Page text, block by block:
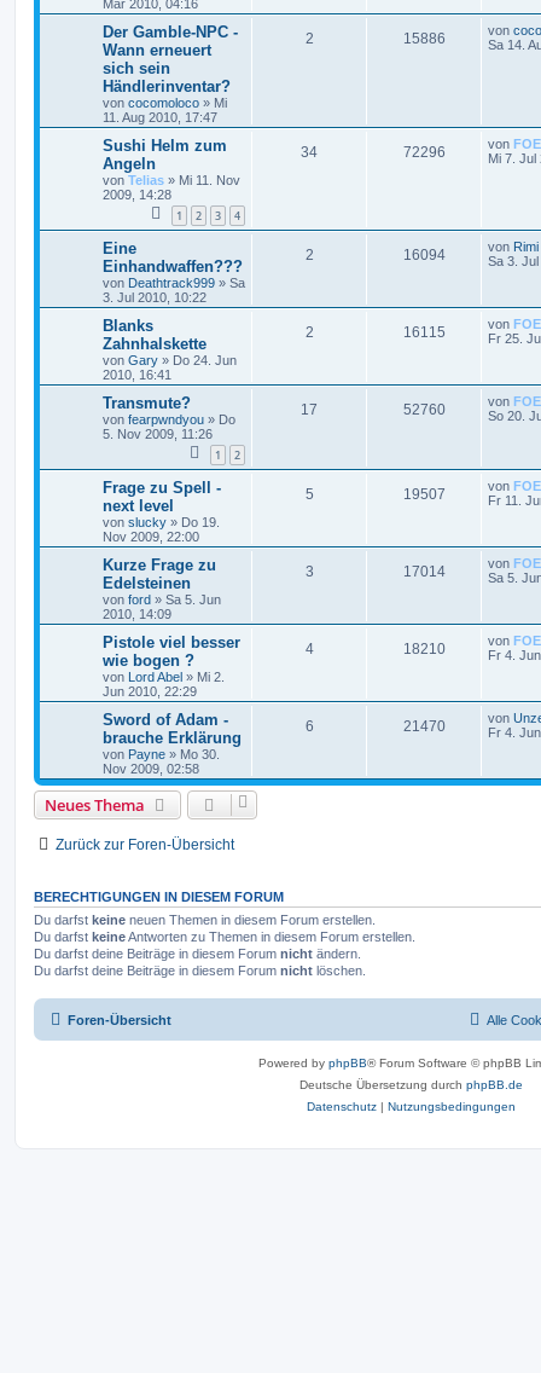
Mär 2010, 04:16
Der Gamble-NPC -
Wann erneuert
sich sein
Händlerinventar?
von cocomoloco » Mi
11. Aug 2010, 17:47
2 15886 von
Sa 14.
Sushi Helm zum
Angeln
von Telias » Mi 11. Nov
2009, 14:28
1 2 3 4
34 72296 von FOE
Mi 7. Jul
Eine
Einhandwaffen???
von Deathtrack999 » Sa
3. Jul 2010, 10:22
2 16094 von Rimi
Sa 3.
Blanks
Zahnhalskette
von Gary » Do 24. Jun
2010, 16:41
2 16115 von FOE
Fr 25.
Transmute?
von fearpwndyou » Do
5. Nov 2009, 11:26
1 2
17 52760 von FOE
So 20.
Frage zu Spell -
next level
von slucky » Do 19.
Nov 2009, 22:00
5 19507 von FOE
Fr 11.
Kurze Frage zu
Edelsteinen
von ford » Sa 5. Jun
2010, 14:09
3 17014 von FOE
Sa 5.
Pistole viel besser
wie bogen ?
von Lord Abel » Mi 2.
Jun 2010, 22:29
4 18210 von FOE
Fr 4.
Sword of Adam -
brauche Erklärung
von Payne » Mo 30.
Nov 2009, 02:58
6 21470 von
Fr 4.
Neues Thema
Zurück zur Foren-Übersicht
BERECHTIGUNGEN IN DIESEM FORUM
Du darfst keine neuen Themen in diesem Forum erstellen.
Du darfst keineAntworten zu Themen in diesem Forum erstellen.
Du darfst deine Beiträge in diesem Forum nicht ändern.
Du darfst deine Beiträge in diesem Forum nicht löschen.
Foren-Übersicht Alle
Powered by phpBB® Forum Software © phpBB
Deutsche Übersetzung durch phpBB.de
Datenschutz | Nutzungsbedingungen